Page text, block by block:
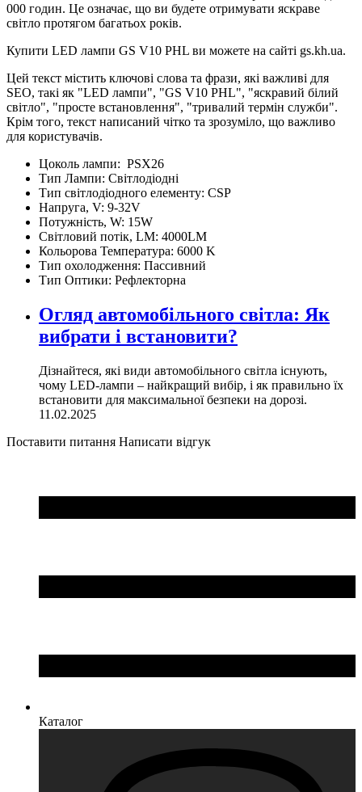
000 годин. Це означає, що ви будете отримувати яскраве
світло протягом багатьох років.
Купити LED лампи GS V10 PHL ви можете на сайті gs.kh.ua.
Цей текст містить ключові слова та фрази, які важливі для
SEO, такі як "LED лампи", "GS V10 PHL", "яскравий білий
світло", "просте встановлення", "тривалий термін служби".
Крім того, текст написаний чітко та зрозуміло, що важливо
для користувачів.
Цоколь лампи: PSX26
Тип Лампи: Світлодіодні
Тип світлодіодного елементу: CSP
Напруга, V: 9-32V
Потужність, W: 15W
Світловий потік, LM: 4000LM
Кольорова Температура: 6000 K
Тип охолодження: Пассивний
Тип Оптики: Рефлекторна
Огляд автомобільного світла: Як
вибрати і встановити?
Дізнайтеся, які види автомобільного світла існують,
чому LED-лампи – найкращий вибір, і як правильно їх
встановити для максимальної безпеки на дорозі.
11.02.2025
Поставити питання Написати відгук
Каталог